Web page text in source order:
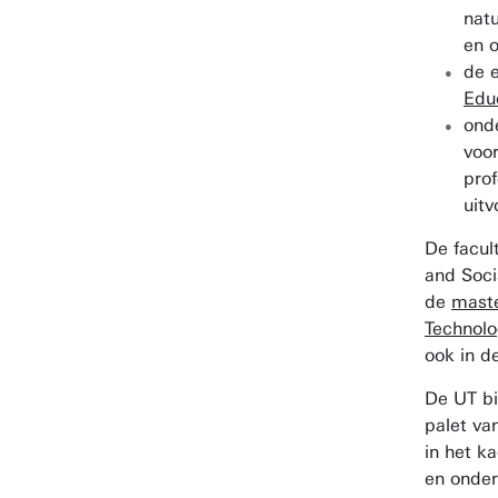
en
de
De
and
de
ook in
De UT
palet
in het
en